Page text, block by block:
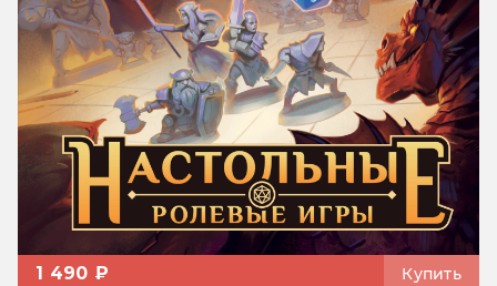
1 490 ₽ Купить